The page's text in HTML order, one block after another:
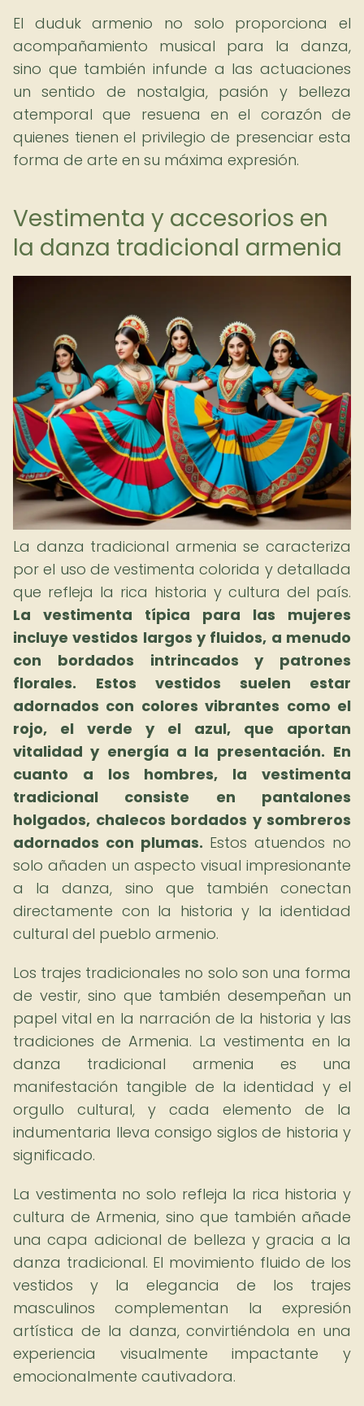
El duduk armenio no solo proporciona el
acompañamiento musical para la danza,
sino que también infunde a las actuaciones
un sentido de nostalgia, pasión y belleza
atemporal que resuena en el corazón de
quienes tienen el privilegio de presenciar esta
forma de arte en su máxima expresión.
Vestimenta y accesorios en
la danza tradicional armenia
La danza tradicional armenia se caracteriza
por el uso de vestimenta colorida y detallada
que refleja la rica historia y cultura del país.
La vestimenta típica para las mujeres
incluye vestidos largos y fluidos, a menudo
con bordados intrincados y patrones
florales.
Estos vestidos suelen estar
adornados con colores vibrantes como el
rojo, el verde y el azul, que aportan
vitalidad y energía a la presentación. En
cuanto a los hombres, la vestimenta
tradicional consiste en pantalones
holgados, chalecos bordados y sombreros
adornados con plumas. Estos atuendos no
solo añaden un aspecto visual impresionante
a la danza, sino que también conectan
directamente con la historia y la identidad
cultural del pueblo armenio.
Los trajes tradicionales no solo son una forma
de vestir, sino que también desempeñan un
papel vital en la narración de la historia y las
tradiciones de Armenia. La vestimenta en la
danza tradicional armenia es una
manifestación tangible de la identidad y el
orgullo cultural, y cada elemento de la
indumentaria lleva consigo siglos de historia y
significado.
La vestimenta no solo refleja la rica historia y
cultura de Armenia, sino que también añade
una capa adicional de belleza y gracia a la
danza tradicional. El movimiento fluido de los
vestidos y la elegancia de los trajes
masculinos complementan la expresión
artística de la danza, convirtiéndola en una
experiencia visualmente impactante y
emocionalmente cautivadora.